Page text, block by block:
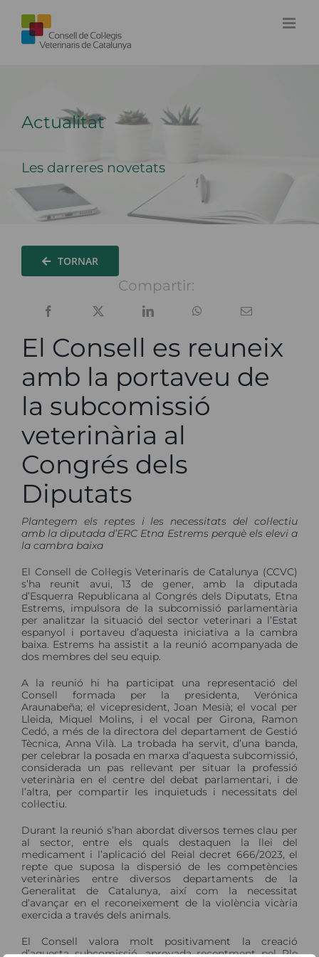
content
Actualitat
Les darreres novetats
TORNAR
Compartir:
El Consell es reuneix
amb la portaveu de
la subcomissió
veterinària al
Congrés dels
Diputats
Plantegem els reptes i les necessitats del col·lectiu
amb la diputada d’ERC Etna Estrems perquè els elevi a
la cambra baixa
El Consell de Col·legis Veterinaris de Catalunya (CCVC)
s’ha reunit avui, 13 de gener, amb la diputada
d’Esquerra Republicana al Congrés dels Diputats, Etna
Estrems, impulsora de la subcomissió parlamentària
per analitzar la situació del sector veterinari a l’Estat
espanyol i portaveu d’aquesta iniciativa a la cambra
baixa. Estrems ha assistit a la reunió acompanyada de
dos membres del seu equip.
A la reunió hi ha participat una representació del
Consell formada per la presidenta, Verónica
Araunabeña; el vicepresident, Joan Mesià; el vocal per
Lleida, Miquel Molins, i el vocal per Girona, Ramon
Cedó, a més de la directora del departament de Gestió
Tècnica, Anna Vilà. La trobada ha servit, d’una banda,
per celebrar la posada en marxa d’aquesta subcomissió,
considerada un pas rellevant per situar la professió
veterinària en el centre del debat parlamentari, i de
l’altra, per compartir les inquietuds i necessitats del
col·lectiu.
Durant la reunió s’han abordat diversos temes clau per
al sector, entre els quals destaquen la llei del
medicament i l’aplicació del Reial decret 666/2023, el
repte que suposa la dispersió de les competències
veterinàries entre diversos departaments de la
Generalitat de Catalunya, així com la necessitat
d’avançar en el reconeixement de la violència vicària
exercida a través dels animals.
El Consell valora molt positivament la creació
d’aquesta subcomissió, aprovada recentment pel Ple